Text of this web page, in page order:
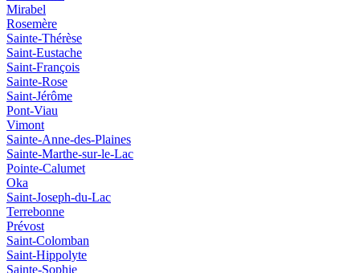
Mirabel
Rosemère
Sainte-Thérèse
Saint-Eustache
Saint-François
Sainte-Rose
Saint-Jérôme
Pont-Viau
Vimont
Sainte-Anne-des-Plaines
Sainte-Marthe-sur-le-Lac
Pointe-Calumet
Oka
Saint-Joseph-du-Lac
Terrebonne
Prévost
Saint-Colomban
Saint-Hippolyte
Sainte-Sophie